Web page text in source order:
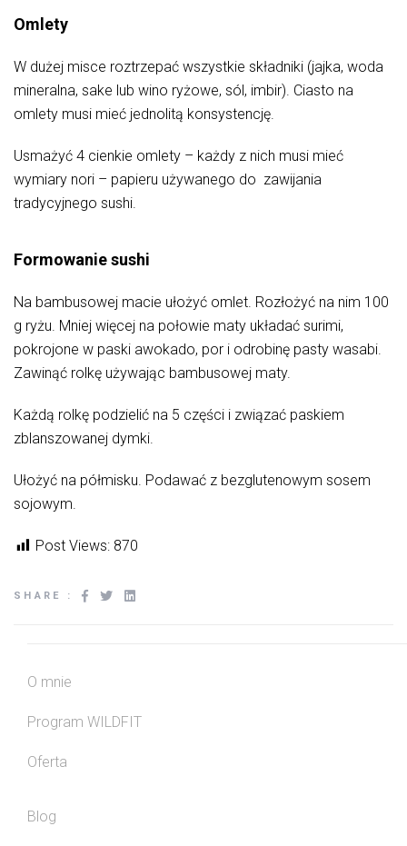
Omlety
W dużej misce roztrzepać wszystkie składniki (jajka, woda
mineralna, sake lub wino ryżowe, sól, imbir). Ciasto na
omlety musi mieć jednolitą konsystencję.
Usmażyć 4 cienkie omlety – każdy z nich musi mieć
wymiary nori – papieru używanego do zawijania
tradycyjnego sushi.
Formowanie sushi
Na bambusowej macie ułożyć omlet. Rozłożyć na nim 100
g ryżu. Mniej więcej na połowie maty układać surimi,
pokrojone w paski awokado, por i odrobinę pasty wasabi.
Zawinąć rolkę używając bambusowej maty.
Każdą rolkę podzielić na 5 części i związać paskiem
zblanszowanej dymki.
Ułożyć na półmisku. Podawać z bezglutenowym sosem
sojowym.
Post Views: 870
SHARE :
O mnie
Program WILDFIT
Oferta
Blog